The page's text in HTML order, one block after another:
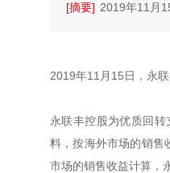
[摘要] 2019年11月
2019年11月15日，永
永联丰控股为优质回
料，按海外市场的销售
市场的销售收益计算，